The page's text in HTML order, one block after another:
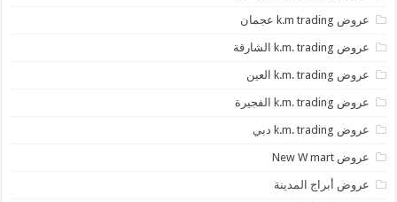
عروض k.m trading عجمان
عروض k.m. trading الشارقة
عروض k.m. trading العين
عروض k.m. trading الفجيرة
عروض k.m. trading دبي
عروض New W mart
عروض أبراج المدينة